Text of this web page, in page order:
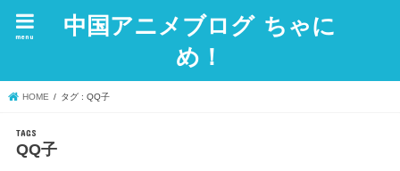
中国アニメブログ ちゃに
め！
menu
HOME タグ : QQ子
QQ子